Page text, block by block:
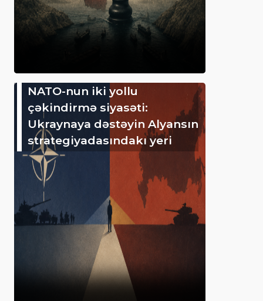
NATO-nun iki yollu
çəkindirmə siyasəti:
Ukraynaya dəstəyin Alyansın
strategiyadasındakı yeri